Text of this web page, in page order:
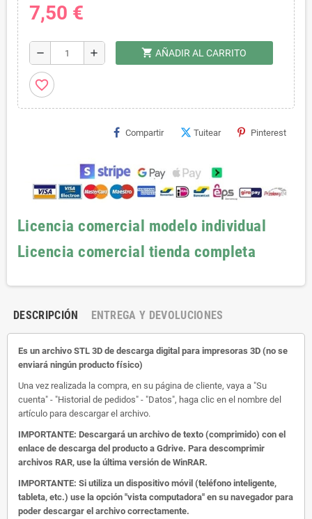
7,50 €
remove add shopping_cart AÑADIR AL CARRITO
favorite_border
Compartir Tuitear Pinterest
Licencia comercial modelo individual
Licencia comercial tienda completa
DESCRIPCIÓN ENTREGA Y DEVOLUCIONES
Es un archivo STL 3D de descarga digital para impresoras 3D (no se
enviará ningún producto físico)
Una vez realizada la compra, en su página de cliente, vaya a "Su
cuenta" - "Historial de pedidos" - "Datos", haga clic en el nombre del
artículo para descargar el archivo.
IMPORTANTE: Descargará un archivo de texto (comprimido) con el
enlace de descarga del producto a Gdrive. Para descomprimir
archivos RAR, use la última versión de WinRAR.
IMPORTANTE: Si utiliza un dispositivo móvil (teléfono inteligente,
tableta, etc.) use la opción "vista computadora" en su navegador para
poder descargar el archivo correctamente.